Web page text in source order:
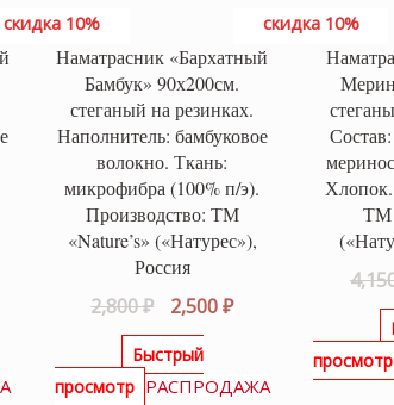
скидка 10%
Наматрасник «Бархатный
Бамбук» 90х200см.
стеганый на резинках.
Наполнитель: бамбуковое
волокно. Ткань:
микрофибра (100% п/э).
Производство: ТМ
«Nature’s» («Натурес»),
Россия
2,800₽
Первоначальная
цена
составляла
2,800 ₽.
2,500₽Текущая
Быстрый
просмотр РАСПРОДАЖА
скидка 10%
ТМ
просмотр